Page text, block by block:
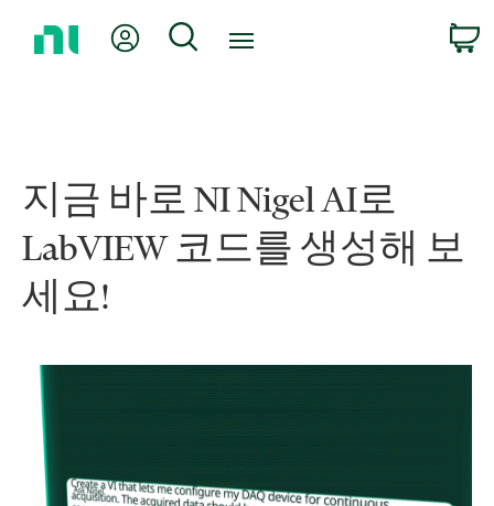
가
내 계정 검색
지금 바로 NI Nigel AI로
LabVIEW 코드를 생성해 보
세요!